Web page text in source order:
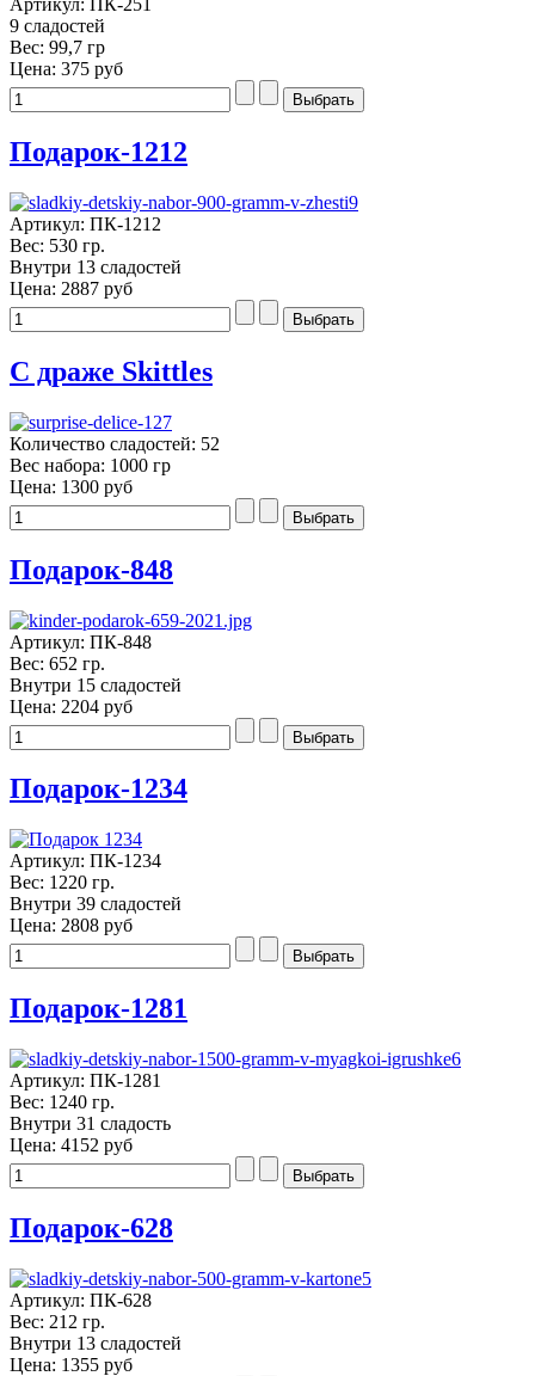
Артикул: ПК-251
9 сладостей
Вес: 99,7 гр
Цена: 375 руб
Подарок-1212
Артикул: ПК-1212
Вес: 530 гр.
Внутри 13 сладостей
Цена: 2887 руб
С драже Skittles
Количество сладостей: 52
Вес набора: 1000 гр
Цена: 1300 руб
Подарок-848
Артикул: ПК-848
Вес: 652 гр.
Внутри 15 сладостей
Цена: 2204 руб
Подарок-1234
Артикул: ПК-1234
Вес: 1220 гр.
Внутри 39 сладостей
Цена: 2808 руб
Подарок-1281
Артикул: ПК-1281
Вес: 1240 гр.
Внутри 31 сладость
Цена: 4152 руб
Подарок-628
Артикул: ПК-628
Вес: 212 гр.
Внутри 13 сладостей
Цена: 1355 руб